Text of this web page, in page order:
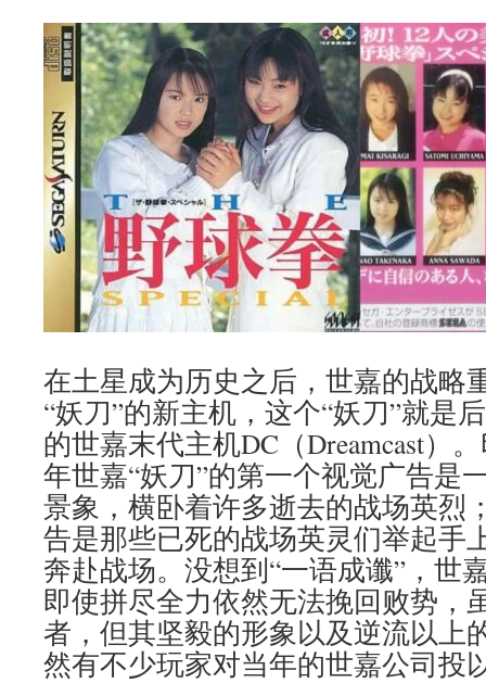
在土星成为历史之后，世嘉的战略
“妖刀”的新主机，这个“妖刀”就是
的世嘉末代主机DC（Dreamcast）
年世嘉“妖刀”的第一个视觉广告是
景象，横卧着许多逝去的战场英烈
告是那些已死的战场英灵们举起手
奔赴战场。没想到“一语成谶”，世
即使拼尽全力依然无法挽回败势，
者，但其坚毅的形象以及逆流以上
然有不少玩家对当年的世嘉公司投